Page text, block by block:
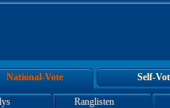
National-Vote Self-
Ranglisten